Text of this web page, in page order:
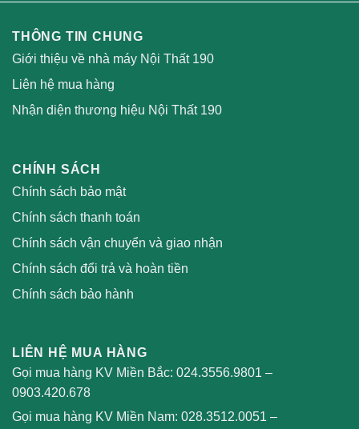
THÔNG TIN CHUNG
Giới thiệu về nhà máy Nội Thất 190
Liên hệ mua hàng
Nhận diện thương hiệu Nội Thất 190
CHÍNH SÁCH
Chính sách bảo mật
Chính sách thanh toán
Chính sách vận chuyển và giao nhận
Chính sách đổi trả và hoàn tiền
Chính sách bảo hành
LIÊN HỆ MUA HÀNG
Gọi mua hàng KV Miền Bắc: 024.3556.9801 –
0903.420.678
Gọi mua hàng KV Miền Nam: 028.3512.0051 –